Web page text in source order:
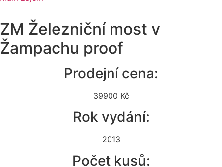
ZM Železniční most v
Žampachu proof
Prodejní cena:
39900 Kč
Rok vydání:
2013
Počet kusů: